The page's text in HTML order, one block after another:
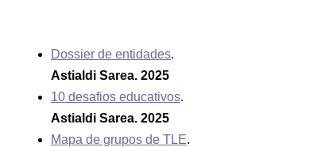
Dossier de entidades.
Astialdi Sarea. 2025
10 desafios educativos.
Astialdi Sarea. 2025
Mapa de grupos de TLE.